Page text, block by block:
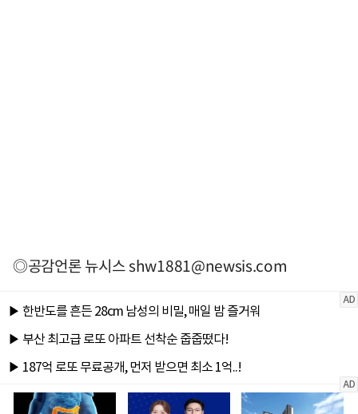
◎공감언론 뉴시스shw1881@newsis.com